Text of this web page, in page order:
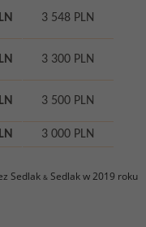
3 548 PLN
3 300 PLN
3 500 PLN
3 000 PLN
Sedlak & Sedlak w 2019 roku